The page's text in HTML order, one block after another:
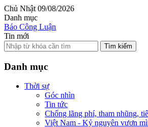
Chủ Nhật 09/08/2026
Danh mục
Báo Công Luận
Tin mới
Tìm kiếm
Danh mục
Thời sự
Góc nhìn
Tin tức
Chống lãng phí, tham nhũng,
Việt Nam - Kỷ nguyên vươn